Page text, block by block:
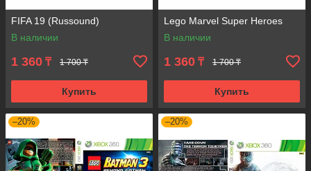
FIFA 19 (Russound)
В наличии
1 360 ₸ 1 700 ₸
Купить
Lego Marvel Super Heroes
В наличии
1 360 ₸ 1 700 ₸
Купить
–20% –20%